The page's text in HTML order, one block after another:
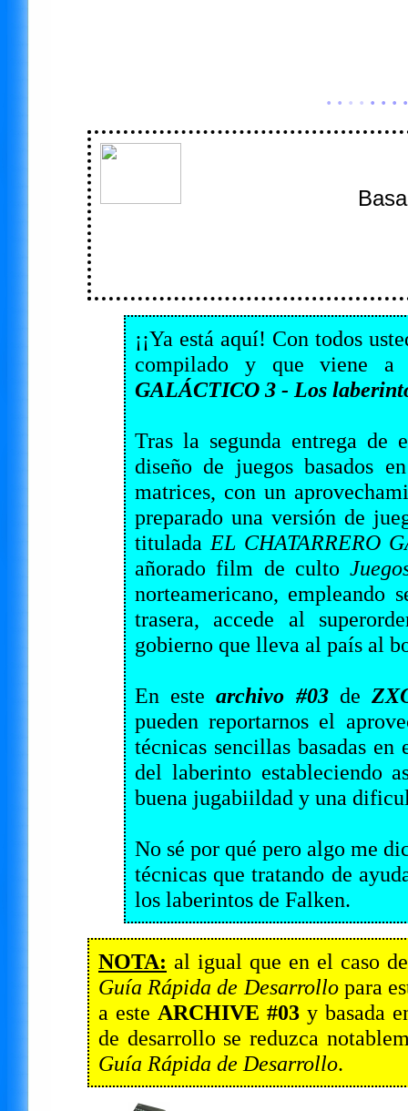
· · · · · · ·
¡¡Ya está aquí! Con todos
compilado y que viene
GALÁCTICO 3 - Los
Tras la segunda entrega de
diseño de juegos basados
matrices, con un
preparado una versión de
titulada EL CHATARRERO
añorado film de culto
norteamericano, empleando
trasera, accede al
gobierno que lleva al país al
En estearchivo #03de
pueden reportarnos el
técnicas sencillas basadas
del laberinto estableciendo
buena jugabiildad y una
No sé por qué pero algo me
técnicas que tratando de
los laberintos de Falken.
NOTA: al igual que en el caso
Guía Rápida de Desarrollopara
a este ARCHIVE #03 y basada
de desarrollo se reduzca
Guía Rápida de Desarrollo.